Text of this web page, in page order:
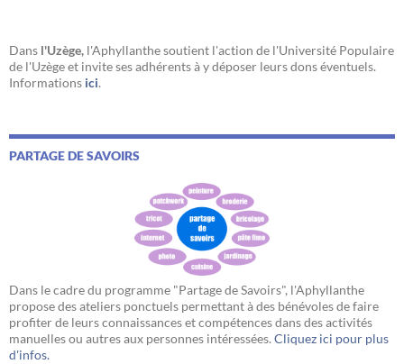
Dans l'Uzège, l'Aphyllanthe soutient l'action de l'Université Populaire
de l'Uzège et invite ses adhérents à y déposer leurs dons éventuels.
Informations ici.
PARTAGE DE SAVOIRS
Dans le cadre du programme "Partage de Savoirs", l'Aphyllanthe
propose des ateliers ponctuels permettant à des bénévoles de faire
profiter de leurs connaissances et compétences dans des activités
manuelles ou autres aux personnes intéressées. Cliquez ici pour plus
d'infos.